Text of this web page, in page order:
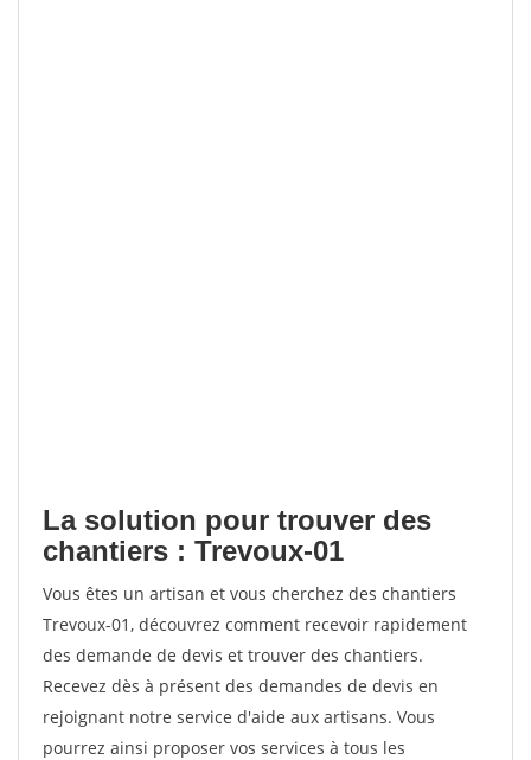
La solution pour trouver des
chantiers : Trevoux-01
Vous êtes un artisan et vous cherchez des chantiers
Trevoux-01, découvrez comment recevoir rapidement
des demande de devis et trouver des chantiers.
Recevez dès à présent des demandes de devis en
rejoignant notre service d'aide aux artisans. Vous
pourrez ainsi proposer vos services à tous les